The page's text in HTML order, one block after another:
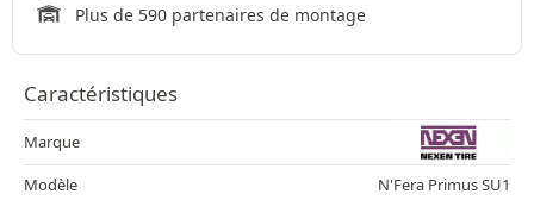
Plus de 590 partenaires de montage
Caractéristiques
Marque
Modèle
N'Fera Primus SU1